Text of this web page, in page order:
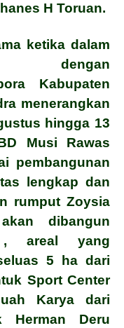
H Toruan.
ketika dalam
dengan
Kabupaten
menerangkan
hingga 13
Musi Rawas
pembangunan
lengkap dan
rumput Zoysia
dibangun
, areal yang
5 ha dari
Sport Center
Karya dari
Herman Deru